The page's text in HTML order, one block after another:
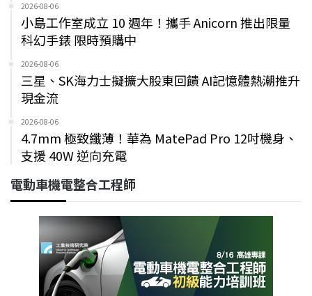
2026-08-06
小島工作室成立 10 週年！攜手 Anicorn 推出限量
科幻手錶 限時預購中
2026-08-06
三星、SK海力士擬擴大股東回饋 AI記憶體熱潮推升
現金流
2026-08-06
4.7mm 極致纖薄！華為 MatePad Pro 12吋機身、
支援 40W 逆向充電
電動車機電整合工程師